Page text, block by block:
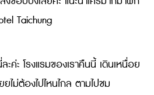
Taichung
ค่ะ โรงแรมของเราคืนนี้ เดินเหนื่อย
ไม่ต้องไปไหนไกล ตามไปชม